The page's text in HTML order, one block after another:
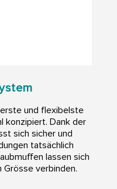
und flexibelste
konzipiert. Dank der
sich sicher und
tatsächlich
lassen sich
verbinden.